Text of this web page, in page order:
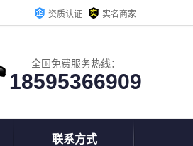
资质认证 实名商家
全国免费服务热线：
18595366909
联系方式